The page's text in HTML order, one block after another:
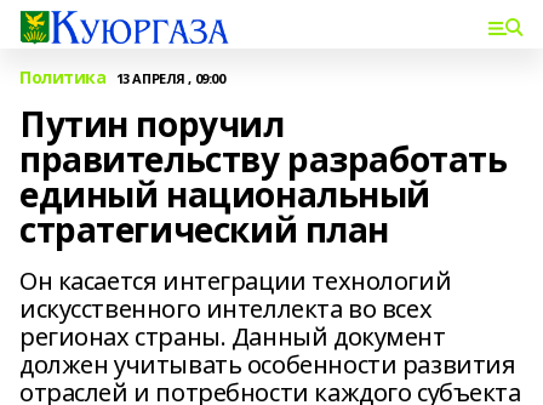
Политика 13 АПРЕЛЯ , 09:00
Путин поручил
правительству разработать
единый национальный
стратегический план
Он касается интеграции технологий
искусственного интеллекта во всех
регионах страны. Данный документ
должен учитывать особенности развития
отраслей и потребности каждого субъекта